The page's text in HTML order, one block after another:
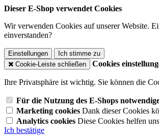
Dieser E-Shop verwendet Cookies
Wir verwenden Cookies auf unserer Website.
einverstanden?
Einstellungen
Ich stimme zu
Cookie-Leiste schließen
Cookies
Ihre Privatsphäre ist wichtig. Sie können die
Für die Nutzung des E-Shops
Marketing cookies Dank dieser Cookies
Analytics cookies Diese Cookies helfen
Ich bestätige